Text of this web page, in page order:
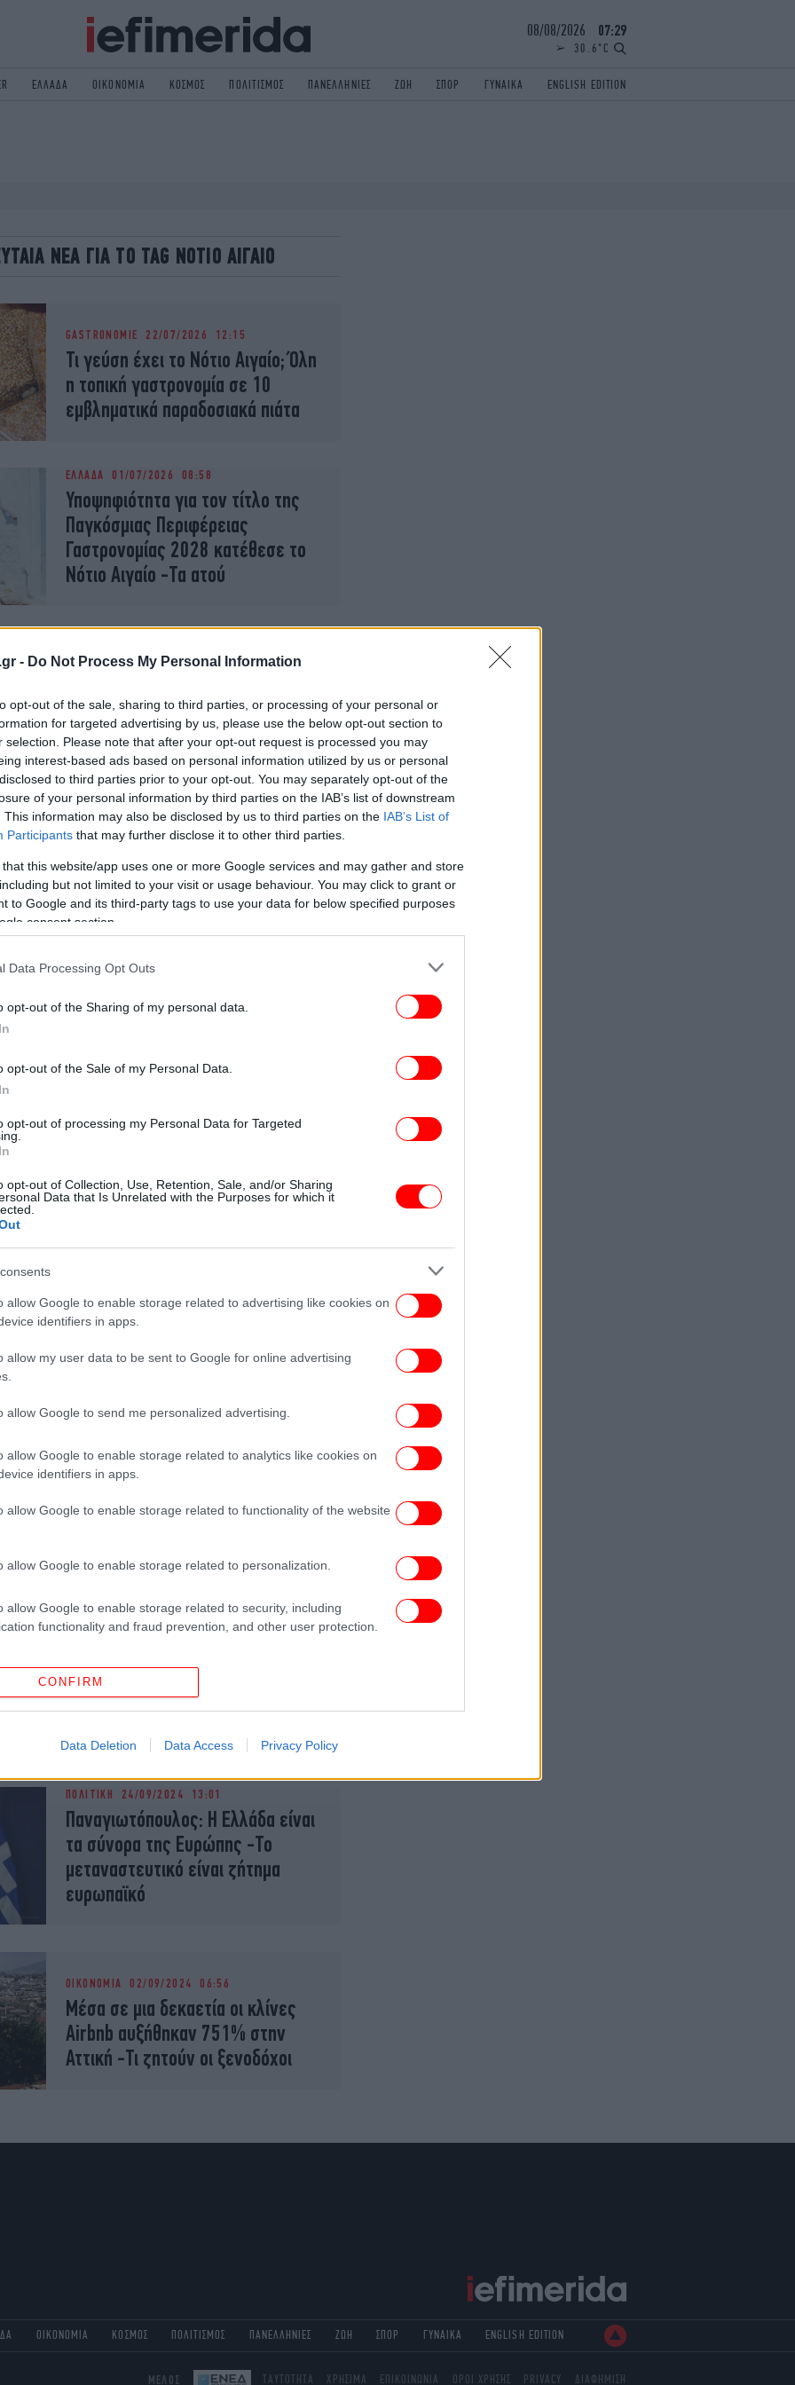
- Do Not Process My Personal Information
opt-out of the sale, sharing to third parties, or processing of your personal or
for targeted advertising by us, please use the below opt-out section to
selection. Please note that after your opt-out request is processed you may
interest-based ads based on personal information utilized by us or personal
to third parties prior to your opt-out. You may separately opt-out of the
of your personal information by third parties on the IAB’s list of downstream
This information may also be disclosed by us to third parties on the IAB’s List of
Participants that may further disclose it to other third parties.
that this website/app uses one or more Google services and may gather and store
but not limited to your visit or usage behaviour. You may click to grant or
to Google and its third-party tags to use your data for below specified purposes
consent section.
Data Processing Opt Outs
opt-out of the Sharing of my personal data.
opt-out of the Sale of my Personal Data.
opt-out of processing my Personal Data for Targeted
opt-out of Collection, Use, Retention, Sale, and/or Sharing
Data that Is Unrelated with the Purposes for which it
allow Google to enable storage related to advertising like cookies on
identifiers in apps.
allow my user data to be sent to Google for online advertising
allow Google to send me personalized advertising.
allow Google to enable storage related to analytics like cookies on
identifiers in apps.
allow Google to enable storage related to functionality of the website
allow Google to enable storage related to personalization.
allow Google to enable storage related to security, including
functionality and fraud prevention, and other user protection.
CONFIRM
Data Deletion Data Access Privacy Policy
08/08/2026 07:29
30.6°C
ΕΛΛΑΔΑ ΟΙΚΟΝΟΜΙΑ ΚΟΣΜΟΣ ΠΟΛΙΤΙΣΜΟΣ ΠΑΝΕΛΛΗΝΙΕΣ ΖΩΗ ΣΠΟΡ ΓΥΝΑΙΚΑ ENGLISH EDITION
PODCAST
OCEAN
ΝΕΑ ΓΙΑ ΤΟ TAG ΝΟΤΙΟ ΑΙΓΑΙΟ
GASTRONOMIE 22/07/2026 12:15
Τι γεύση έχει το Νότιο Αιγαίο; Όλη
η τοπική γαστρονομία σε 10
εμβληματικά παραδοσιακά πιάτα
ΕΛΛΑΔΑ 01/07/2026 08:58
Υποψηφιότητα για τον τίτλο της
Παγκόσμιας Περιφέρειας
Γαστρονομίας 2028 κατέθεσε το
Νότιο Αιγαίο -Τα ατού
Τα νησιά του Νοτίου Αιγαίου
Square, στην καρδιά της Νέας
Υόρκης [βίντεο]
ΕΛΛΑΔΑ 02/04/2026 08:47
10 μποφόρ στο Νότιο Αιγαίο:
ακυρώθηκαν -Ήχησε 112, κλειστά
σχολεία
Σε πλήρη εξέλιξη η κακοκαιρία στο
χωρίς ακτοπλοϊκά δρομολόγια
GREEN 21/02/2026 10:01
συμμετέχουν σε μεγάλη επένδυση
για το περιβάλλον -Την οικιακή
ΠΟΛΙΤΙΣΜΟΣ 12/09/2025 19:32
ΜΟΥΣΙΚΩΣ - 9ο Φεστιβάλ Ν.
Αιγαίου: Συναυλίες με ελεύθερη
ΕΛΛΑΔΑ 21/07/2025 11:25
Αυτοί είναι οι χάρτες με τα δύο
Εθνικά Θαλάσσια Πάρκα -Τι
θεσμοθέτησή τους
ΚΟΣΜΟΣ 05/03/2025 20:27
Αιγαίο -Δεκτή η μεμβράνη
χρωματισμού και πλαφόν στο 40%
ΠΟΛΙΤΙΚΗ 24/09/2024 13:01
Παναγιωτόπουλος: Η Ελλάδα είναι
τα σύνορα της Ευρώπης -Το
μεταναστευτικό είναι ζήτημα
ευρωπαϊκό
ΟΙΚΟΝΟΜΙΑ 02/09/2024 06:56
Μέσα σε μια δεκαετία οι κλίνες
Airbnb αυξήθηκαν 751% στην
Αττική -Τι ζητούν οι ξενοδόχοι
ΟΙΚΟΝΟΜΙΑ ΚΟΣΜΟΣ ΠΟΛΙΤΙΣΜΟΣ ΠΑΝΕΛΛΗΝΙΕΣ ΖΩΗ ΣΠΟΡ ΓΥΝΑΙΚΑ ENGLISH EDITION
ΜΕΛΟΣ ΤΑΥΤΟΤΗΤΑ ΧΡΗΣΙΜΑ ΕΠΙΚΟΙΝΩΝΙΑ ΟΡΟΙ ΧΡΗΣΗΣ PRIVACY ΔΙΑΦΗΜΙΣΗ